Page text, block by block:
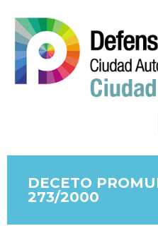
DECETO
273/2000